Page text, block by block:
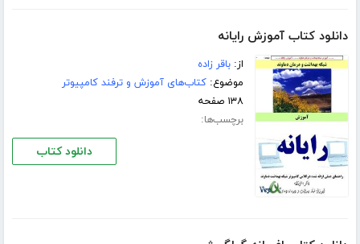
دانلود کتاب آموزش رایانه
از:باقر زاده
موضوع:کتاب‌های آموزش و ترفند کامپیوتر
۱۳۸ صفحه
برچسب‌ها:
دانلود کتاب